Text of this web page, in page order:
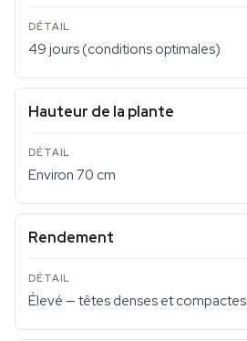
49 jours (conditions optimales)
Hauteur de la plante
Environ 70 cm
Rendement
Élevé — têtes denses et compactes